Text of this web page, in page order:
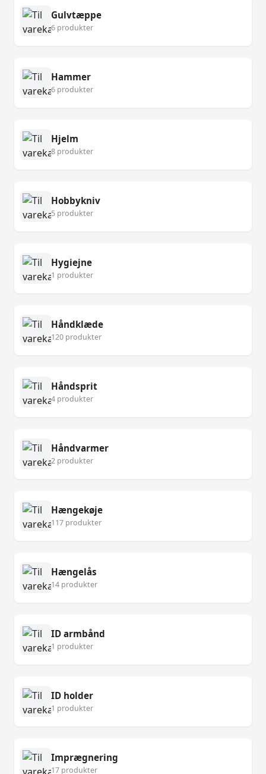
Gulvtæppe
6 produkter
Hammer
6 produkter
Hjelm
8 produkter
Hobbykniv
5 produkter
Hygiejne
1 produkter
Håndklæde
120 produkter
Håndsprit
4 produkter
Håndvarmer
2 produkter
Hængekøje
117 produkter
Hængelås
14 produkter
ID armbånd
1 produkter
ID holder
1 produkter
Imprægnering
17 produkter